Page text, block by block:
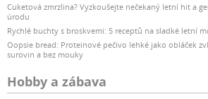
Cuketová zmrzlina? Vyzkoušejte nečekaný letní hit a
úrodu
Rychlé buchty s broskvemi: 5 receptů na sladké letní
Oopsie bread: Proteinové pečivo lehké jako obláček
surovin a bez mouky
Hobby a zábava